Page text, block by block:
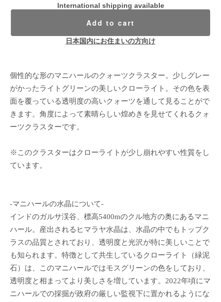
International shipping available
Add to cart
日本国内にお住まいの方向け
個性的な形のマニハールのクォーツクラスター。少しグレー
がかったライトグリーンの美しいクローライト。その色を表
面を覆っている透明度の高いクォーツを通して見ることがで
きます。角度によって素晴らしい煌めきを見せてくれるクォ
ーツクラスターです。
※このクラスターはクローライトが少し崩れやすい性質をし
ています。
-マニハールの水晶について-
インドのガルサ渓谷、標高5400mのクル地方の奥にあるマニ
ハール。産出されるヒマラヤ水晶は、水晶の中でもトップク
ラスの品質とされており、透明度と光沢が特に美しいことで
も知られます。特徴として共生しているクローライト（緑泥
石）は、このマニハールではモスグリーンの色をしており、
透明度と相まってより美しさを増しています。2022年頃にマ
ニハールでの採掘が政府の厳しい監視下に置かれるようにな